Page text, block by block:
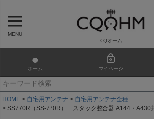
MENU
CQオーム
ホーム マイページ
HOME 自宅用アンテナ
自宅用アンテナ全種
SS770R（SS-770R） スタック整合器 A144・A430